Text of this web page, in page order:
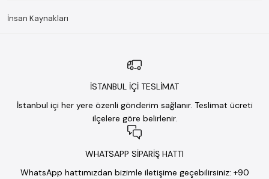
İnsan Kaynakları
İSTANBUL İÇİ TESLİMAT
İstanbul içi her yere özenli gönderim sağlanır. Teslimat ücreti
ilçelere göre belirlenir.
WHATSAPP SİPARİŞ HATTI
WhatsApp hattımızdan bizimle iletişime geçebilirsiniz: +90